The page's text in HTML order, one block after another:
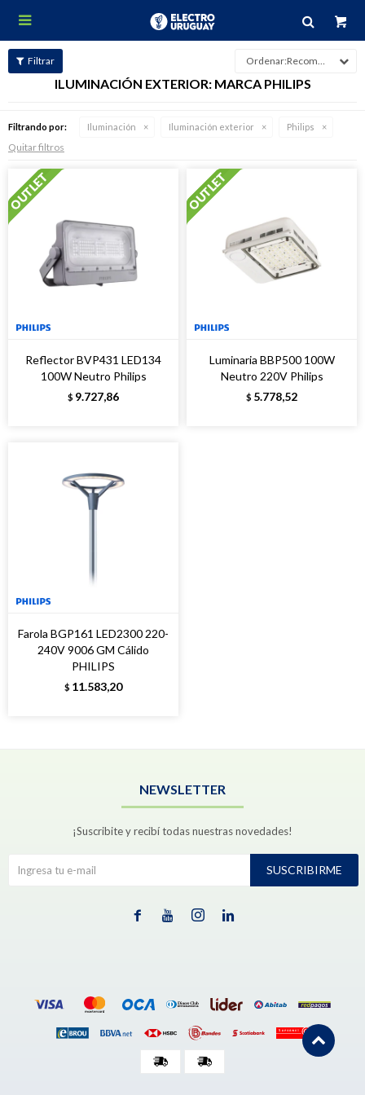

Recomendados
ILUMINACIÓN EXTERIOR: MARCA PHILIPS
Filtrando por: Iluminación Iluminación exterior Philips
Quitar filtros
Reflector BVP431 LED134
100W Neutro Philips
$ 9.727,86
Luminaria BBP500 100W
Neutro 220V Philips
$ 5.778,52
Farola BGP161 LED2300 220-
240V 9006 GM Cálido
PHILIPS
$ 11.583,20
NEWSLETTER
¡Suscribite y recibí todas nuestras novedades!
SUSCRIBIRME
   